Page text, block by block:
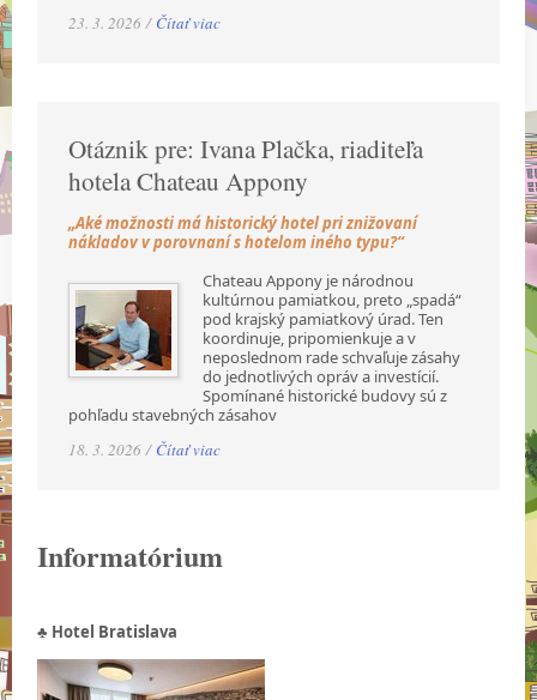
23. 3. 2026 / Čítať viac
Otáznik pre: Ivana Plačka, riaditeľa
hotela Chateau Appony
„Aké možnosti má historický hotel pri znižovaní
nákladov v porovnaní s hotelom iného typu?“
Chateau Appony je národnou
kultúrnou pamiatkou, preto „spadá“
pod krajský pamiatkový úrad. Ten
koordinuje, pripomienkuje a v
neposlednom rade schvaľuje zásahy
do jednotlivých opráv a investícií.
Spomínané historické budovy sú z
pohľadu stavebných zásahov
18. 3. 2026 / Čítať viac
Informatórium
♣ Hotel Bratislava